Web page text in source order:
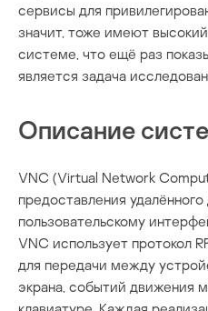
сервисы для
значит, тоже имеют
системе, что ещё раз
является задача
Описание
VNC (Virtual Network
предоставления удалённого
пользовательскому
VNC использует протокол
для передачи между
экрана, событий движения